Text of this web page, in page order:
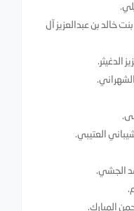
خالد بن عبدالعزيز آل
الدغيثر.
العتيبي.
الجشي.
المبارك.